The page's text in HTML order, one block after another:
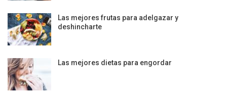
Las mejores frutas para adelgazar y
deshincharte
Las mejores dietas para engordar